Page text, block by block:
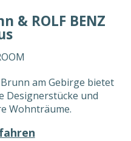
& ROLF BENZ
am Gebirge bietet
Designerstücke und
Wohnträume.